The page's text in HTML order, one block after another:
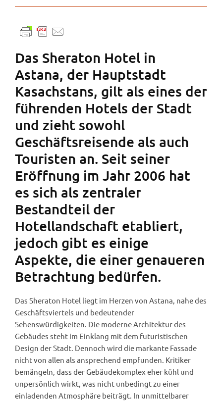
Das Sheraton Hotel in
Astana, der Hauptstadt
Kasachstans, gilt als eines der
führenden Hotels der Stadt
und zieht sowohl
Geschäftsreisende als auch
Touristen an. Seit seiner
Eröffnung im Jahr 2006 hat
es sich als zentraler
Bestandteil der
Hotellandschaft etabliert,
jedoch gibt es einige
Aspekte, die einer genaueren
Betrachtung bedürfen.
Das Sheraton Hotel liegt im Herzen von Astana, nahe des
Geschäftsviertels und bedeutender
Sehenswürdigkeiten. Die moderne Architektur des
Gebäudes steht im Einklang mit dem futuristischen
Design der Stadt. Dennoch wird die markante Fassade
nicht von allen als ansprechend empfunden. Kritiker
bemängeln, dass der Gebäudekomplex eher kühl und
unpersönlich wirkt, was nicht unbedingt zu einer
einladenden Atmosphäre beiträgt. In unmittelbarer